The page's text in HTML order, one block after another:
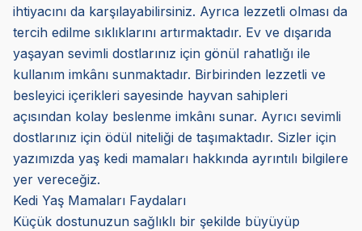
ihtiyacını da karşılayabilirsiniz. Ayrıca lezzetli olması da
tercih edilme sıklıklarını artırmaktadır. Ev ve dışarıda
yaşayan sevimli dostlarınız için gönül rahatlığı ile
kullanım imkânı sunmaktadır. Birbirinden lezzetli ve
besleyici içerikleri sayesinde hayvan sahipleri
açısından kolay beslenme imkânı sunar. Ayrıcı sevimli
dostlarınız için ödül niteliği de taşımaktadır. Sizler için
yazımızda yaş kedi mamaları hakkında ayrıntılı bilgilere
yer vereceğiz.
Kedi Yaş Mamaları Faydaları
Küçük dostunuzun sağlıklı bir şekilde büyüyüp